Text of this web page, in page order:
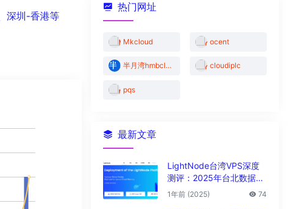
深圳-香港等
热门网址
Mkcloud ocent
半月湾hmbcloud cloudiplc
pqs
最新文章
LightNode台湾VPS深度
测评：2025年台北数据中
心vps性能与解锁能力全解
1年前 (2025) 74